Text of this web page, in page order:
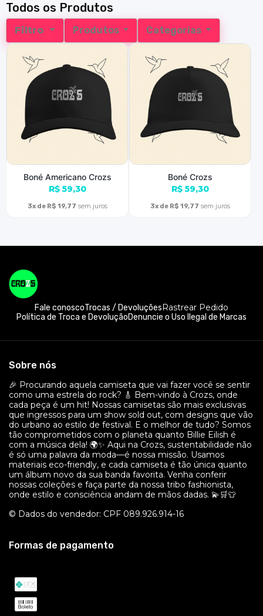
Todos os Produtos
Filtro Produtos Categorias
Boné Americano Crozs
R$ 59,30
3x de R$ 19,77 sem juros
Boné Crozs
R$ 59,30
3x de R$ 19,77 sem juros
Fale conoscoTrocas / DevoluçõesRastrear Pedido
Política de Troca e DevoluçãoDenuncie o Uso Ilegal de Marcas
Sobre nós
🎉 Procurando aquela camiseta que vai fazer você se sentir
como uma estrela do rock? 🎸 Bem-vindo à Crozs, onde
cada peça é um hit! Nossas camisetas são mais exclusivas
que ingressos para um show sold out, com designs que vão
do urbano ao estilo de festival. E o melhor de tudo? Somos
tão comprometidos com o planeta quanto Billie Eilish é
com a música dela! 🌍✨ Aqui na Crozs, sustentabilidade não
é só uma palavra da moda—é nossa missão. Usamos
materiais eco-friendly, e cada camiseta é tão única quanto
um álbum novo da sua banda favorita. Venha conferir
nossas coleções e faça parte da nossa tribo fashionista,
onde estilo e consciência andam de mãos dadas. 💫🛒👕
© Dados do vendedor: CPF 089.926.914-16
Formas de pagamento